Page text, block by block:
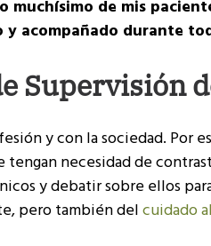
muchísimo de mis
y acompañado durante
Supervisión
y con la sociedad. Por
necesidad de
y debatir sobre ellos
pero también delcuidado